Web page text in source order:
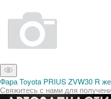
Фара Toyota PRIUS ZVW30 R
Свяжитесь с нами для